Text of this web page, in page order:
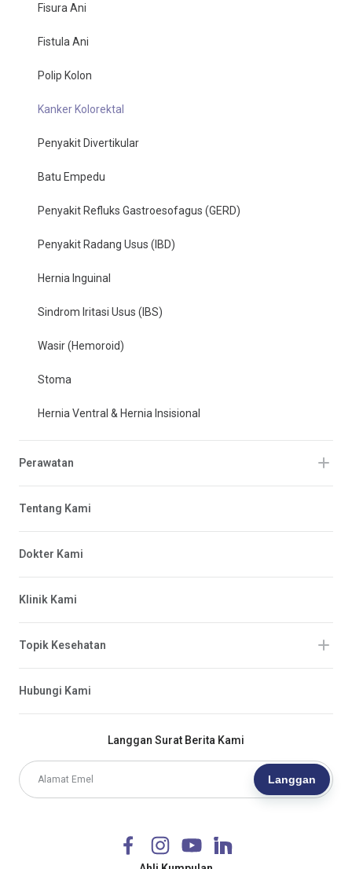
Langgan Surat Berita Kami
Langgan
Fisura Ani
Fistula Ani
Polip Kolon
Kanker Kolorektal
Penyakit Divertikular
Batu Empedu
Penyakit Refluks Gastroesofagus (GERD)
Penyakit Radang Usus (IBD)
Hernia Inguinal
Sindrom Iritasi Usus (IBS)
Wasir (Hemoroid)
Stoma
Hernia Ventral & Hernia Insisional
Perawatan
Tentang Kami
Dokter Kami
Klinik Kami
Topik Kesehatan
Hubungi Kami